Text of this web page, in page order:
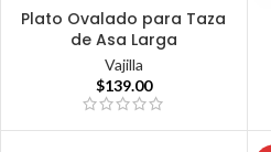
Plato Ovalado para Taza
de Asa Larga
Vajilla
$139.00